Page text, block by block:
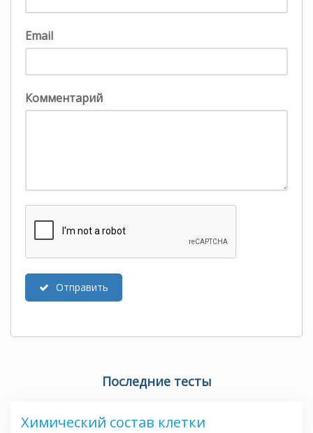
Email
Комментарий
Отправить
Последние тесты
Химический состав клетки